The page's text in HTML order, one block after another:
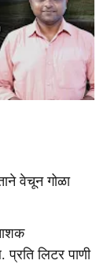
वेचून गोळा
प्रति लिटर पाणी